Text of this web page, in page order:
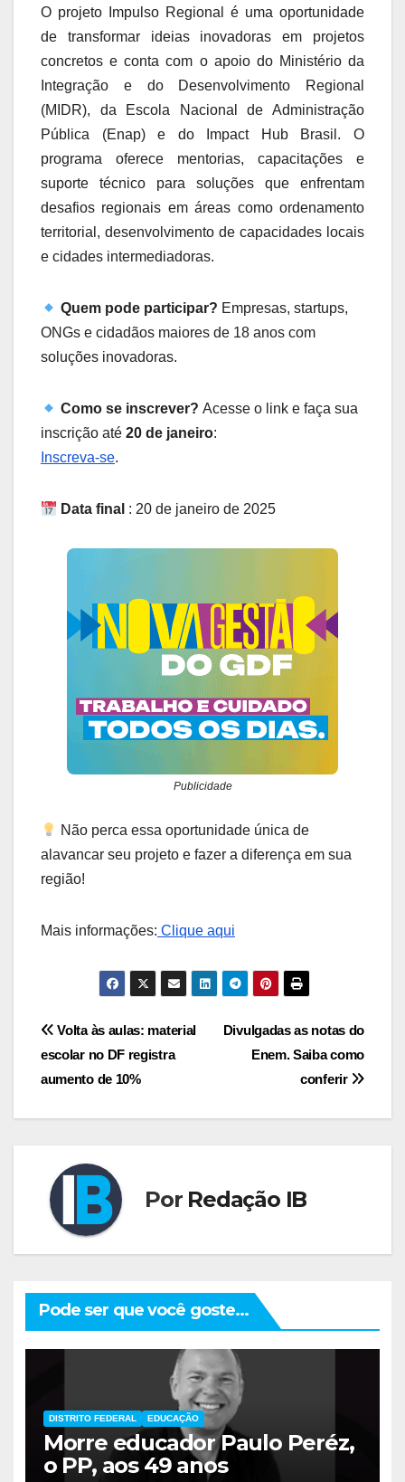
O projeto Impulso Regional é uma oportunidade
de transformar ideias inovadoras em projetos
concretos e conta com o apoio do Ministério da
Integração e do Desenvolvimento Regional
(MIDR), da Escola Nacional de Administração
Pública (Enap) e do Impact Hub Brasil. O
programa oferece mentorias, capacitações e
suporte técnico para soluções que enfrentam
desafios regionais em áreas como ordenamento
territorial, desenvolvimento de capacidades locais
e cidades intermediadoras.
Quem pode participar? Empresas, startups,
ONGs e cidadãos maiores de 18 anos com
soluções inovadoras.
Como se inscrever? Acesse o link e faça sua
inscrição até 20 de janeiro:
Inscreva-se.
Data final : 20 de janeiro de 2025
Publicidade
Não perca essa oportunidade única de
alavancar seu projeto e fazer a diferença em sua
região!
Mais informações: Clique aqui
Navegação
de
Post
Divulgadas as notas do
Enem. Saiba como
conferir
Volta às aulas: material
escolar no DF registra
aumento de 10%
Por Redação IB
Pode ser que você goste...
DISTRITO FEDERAL EDUCAÇÃO
Morre educador Paulo Peréz,
o PP, aos 49 anos